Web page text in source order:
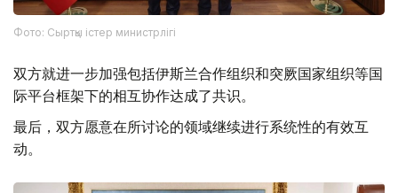
Фото: Сыртқы істер министрлігі
双方就进一步加强包括伊斯兰合作组织和突厥国家组织等国
际平台框架下的相互协作达成了共识。
最后，双方愿意在所讨论的领域继续进行系统性的有效互
动。